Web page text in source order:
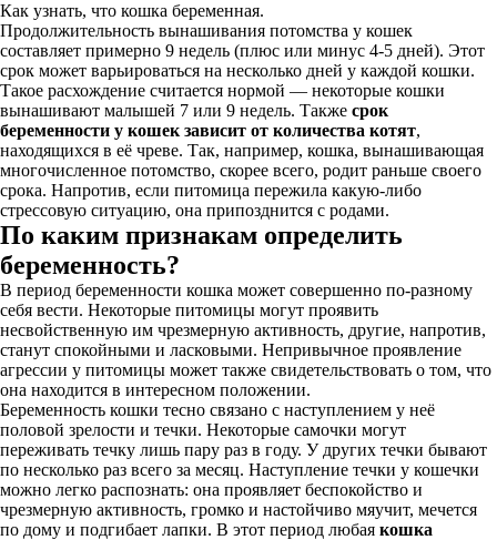
Как узнать, что кошка беременная.
Продолжительность вынашивания потомства у кошек
составляет примерно 9 недель (плюс или минус 4-5 дней). Этот
срок может варьироваться на несколько дней у каждой кошки.
Такое расхождение считается нормой — некоторые кошки
вынашивают малышей 7 или 9 недель. Также срок
беременности у кошек зависит от количества котят,
находящихся в её чреве. Так, например, кошка, вынашивающая
многочисленное потомство, скорее всего, родит раньше своего
срока. Напротив, если питомица пережила какую-либо
стрессовую ситуацию, она припозднится с родами.
По каким признакам определить
беременность?
В период беременности кошка может совершенно по-разному
себя вести. Некоторые питомицы могут проявить
несвойственную им чрезмерную активность, другие, напротив,
станут спокойными и ласковыми. Непривычное проявление
агрессии у питомицы может также свидетельствовать о том, что
она находится в интересном положении.
Беременность кошки тесно связано с наступлением у неё
половой зрелости и течки. Некоторые самочки могут
переживать течку лишь пару раз в году. У других течки бывают
по несколько раз всего за месяц. Наступление течки у кошечки
можно легко распознать: она проявляет беспокойство и
чрезмерную активность, громко и настойчиво мяучит, мечется
по дому и подгибает лапки. В этот период любая кошка